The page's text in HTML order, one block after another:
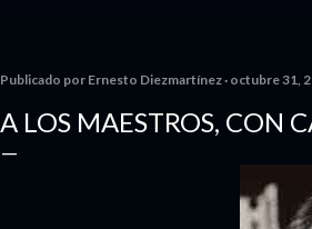
Publicado por Ernesto Diezmartínez octubre 31,
A LOS MAESTROS, CON